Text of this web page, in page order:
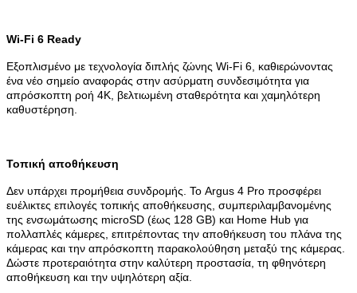
Wi-Fi 6 Ready
Εξοπλισμένο με τεχνολογία διπλής ζώνης Wi-Fi 6, καθιερώνοντας
ένα νέο σημείο αναφοράς στην ασύρματη συνδεσιμότητα για
απρόσκοπτη ροή 4K, βελτιωμένη σταθερότητα και χαμηλότερη
καθυστέρηση.
Τοπική αποθήκευση
Δεν υπάρχει προμήθεια συνδρομής. Το Argus 4 Pro προσφέρει
ευέλικτες επιλογές τοπικής αποθήκευσης, συμπεριλαμβανομένης
της ενσωμάτωσης microSD (έως 128 GB) και Home Hub για
πολλαπλές κάμερες, επιτρέποντας την αποθήκευση του πλάνα της
κάμερας και την απρόσκοπτη παρακολούθηση μεταξύ της κάμερας.
Δώστε προτεραιότητα στην καλύτερη προστασία, τη φθηνότερη
αποθήκευση και την υψηλότερη αξία.